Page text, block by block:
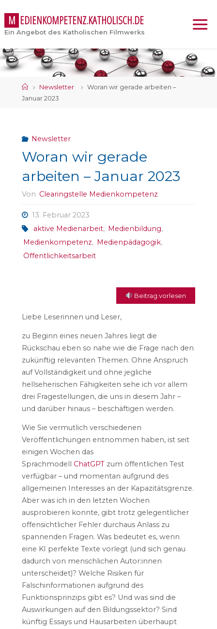
M EDIENKOMPETENZ.KATHOLISCH.DE
Ein Angebot des Katholischen Filmwerks
StartNewsletter
Woran wir gerade arbeiten –
Januar 2023
Newsletter
Woran wir gerade
arbeiten – Januar 2023
Von Clearingstelle Medienkompetenz
13. Februar 2023
aktive Medienarbeit, Medienbildung,
Medienkompetenz, Medienpädagogik,
Öffentlichkeitsarbeit
Beitrag vorlesen
Liebe Leserinnen und Leser,
zu Beginn eines neuen Jahres liegt die
Rückschau eben so nahe wie die Frage nach den
zukünftig relevanten Themen. Ohne Anspruch
auf Vollständigkeit und ohne jegliche
hellseherischen Fähigkeiten sehe ich vor allem
drei Fragestellungen, die uns in diesem Jahr –
und darüber hinaus – beschäftigen werden.
Wie Sie vermutlich verschiedenen
Veröffentlichungen entnommen haben, ist seit
einigen Wochen das
Sprachmodell ChatGPTzum öffentlichen Test
verfügbar – und momentan aufgrund des
allgemeinen Interesses an der Kapazitätsgrenze.
Aber was ich in den letzten Wochen
ausprobieren konnte, gibt trotz gelegentlicher
offensichtlicher Fehler durchaus Anlass zu
spannenden Fragen. Was bedeutet es, wenn
eine KI perfekte Texte vorlegt (und sich genau
dadurch von menschlichen Autor:innen
unterscheidet)? Welche Risiken für
Falschinformationen aufgrund des
Funktionsprinzips gibt es? Und was sind die
Auswirkungen auf den Bildungssektor? Sind
künftig Essays und Hausarbeiten überhaupt